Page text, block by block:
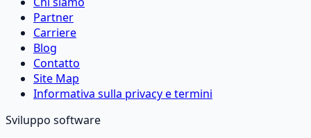
Partner
Carriere
Blog
Contatto
Site Map
Informativa sulla privacy e termini
Sviluppo software